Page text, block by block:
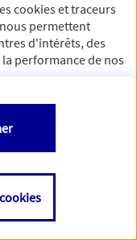
cookies et traceurs
permettent
d'intérêts, des
performance de nos
comme de